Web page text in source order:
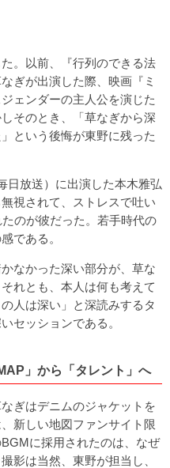
。以前、『行列のできる法
ぎが出演した際、映画『ミ
ェンダーの主人公を演じた
そのとき、「草なぎから深
という後悔が東野に残った
放送）に出演した本木雅弘
視されて、ストレスで吐い
のが彼だった。若手時代の
である。
なかった深い部分が、草な
れとも、本人は何も考えて
人は深い」と深読みするタ
セッションである。
」から「タレント」へ
ぎはデニムのジャケットを
新しい地図ファンサイト限
に採用されたのは、なぜ
影は当然、東野が担当し、